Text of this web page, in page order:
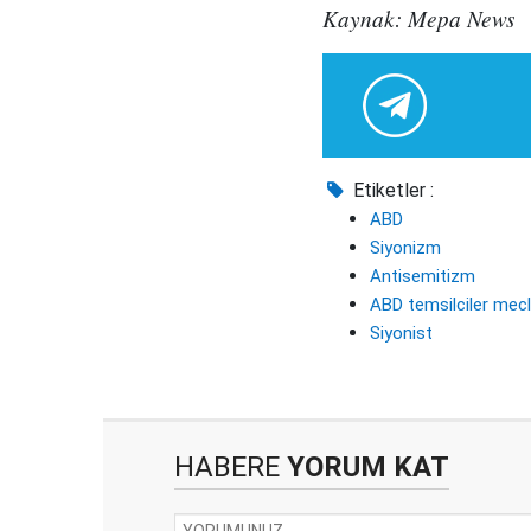
Kaynak: Mepa News
Etiketler :
ABD
Siyonizm
Antisemitizm
ABD temsilciler
Siyonist
HABERE YORUM KAT